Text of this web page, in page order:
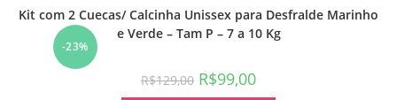
-23%
Kit com 2 Cuecas/ Calcinha Unissex para Desfralde Marinho
e Verde – Tam P – 7 a 10 Kg
R$129,00 R$99,00